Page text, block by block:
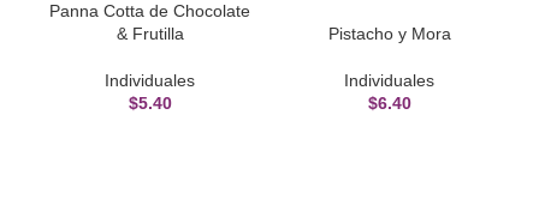
Panna Cotta de Chocolate
& Frutilla
Individuales
$5.40
Pistacho y Mora
Individuales
$6.40